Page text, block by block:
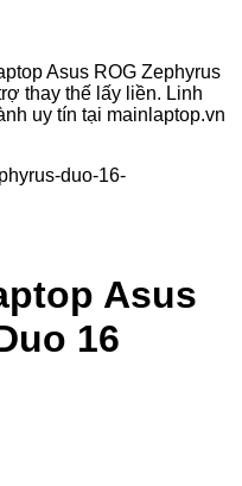
Asus ROG Zephyrus
thay thế lấy liền. Linh
uy tín tại mainlaptop.vn
Asus
16